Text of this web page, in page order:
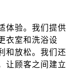
体验。我们提供
衣室和洗浴设
和放松。我们还
让顾客之间建立